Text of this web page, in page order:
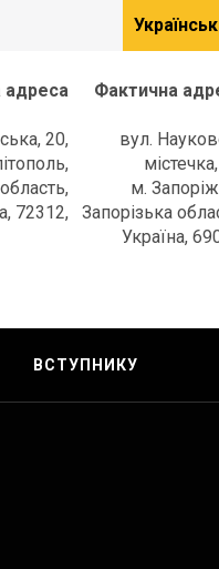
20,
72312,
Фактична
вул.
м.
Запорізька
Україна,
ВСТУПНИКУ